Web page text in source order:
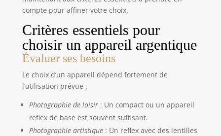
compte pour affiner votre choix.
Critères essentiels pour
choisir un appareil argentique
Évaluer ses besoins
Le choix d’un appareil dépend fortement de
l’utilisation prévue :
Photographie de loisir: Un compact ou un appareil
reflex de base est souvent suffisant.
Photographie artistique: Un reflex avec des lentilles